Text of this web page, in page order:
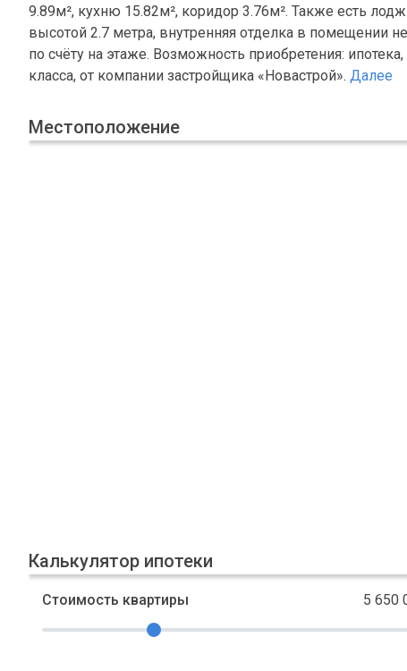
9.89м², кухню 15.82м², коридор 3.76м². Также есть
высотой 2.7 метра, внутренняя отделка в помещении
по счёту на этаже. Возможность приобретения:
класса, от компании застройщика «Новастрой». Далее
Местоположение
Калькулятор ипотеки
Стоимость квартиры 5 650